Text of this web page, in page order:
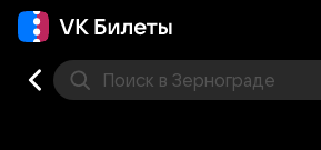
Поиск в Зернограде